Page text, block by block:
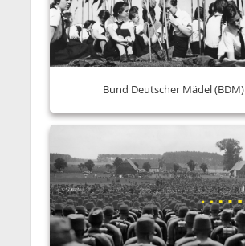
Bund Deutscher Mädel (BDM)